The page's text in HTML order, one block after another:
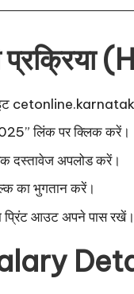
लिंक पर क्लिक करें।
दस्तावेज अपलोड करें।
का भुगतान करें।
प्रिंट आउट अपने पास रखें।